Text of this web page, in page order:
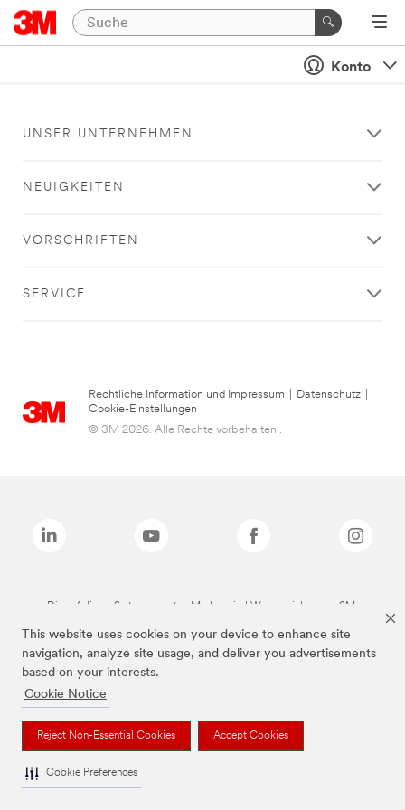
This website uses cookies on your device to enhance site
navigation, analyze site usage, and deliver you advertisements
based on your interests.
Cookie Notice
Reject Non-Essential Cookies Accept Cookies
Cookie Preferences
Konto
UNSER UNTERNEHMEN
NEUIGKEITEN
VORSCHRIFTEN
SERVICE
Rechtliche Information und Impressum Datenschutz
Cookie-Einstellungen
© 3M 2026. Alle Rechte vorbehalten..
Die auf dieser Seite genannten Marken sind Warenzeichen von 3M.